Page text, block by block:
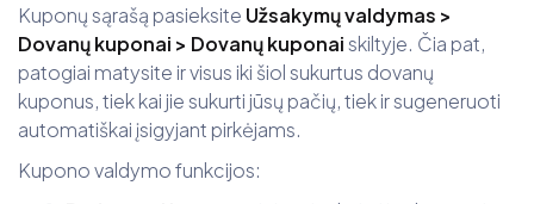
Kuponų sąrašą pasieksite Užsakymų valdymas >
Dovanų kuponai > Dovanų kuponaiskiltyje. Čia pat,
patogiai matysite ir visus iki šiol sukurtus dovanų
kuponus, tiek kai jie sukurti jūsų pačių, tiek ir sugeneruoti
automatiškai įsigyjant pirkėjams.
Kupono valdymo funkcijos: